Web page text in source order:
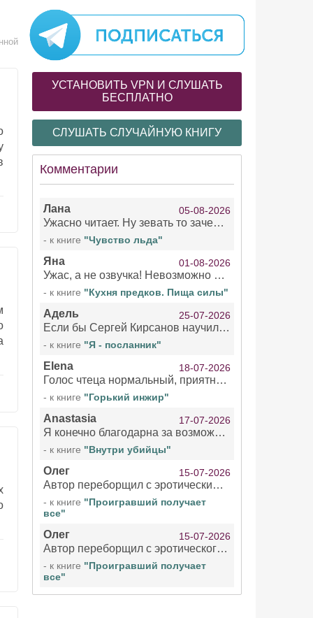
УСТАНОВИТЬ VPN И СЛУШАТЬ
БЕСПЛАТНО
СЛУШАТЬ СЛУЧАЙНУЮ КНИГУ
Комментарии
Лана 05-08-2026
Ужасно читает. Ну зевать то зачем. Уже не говорю, что ударения ставит, как хочет.
- к книге "Чувство льда"
Яна 01-08-2026
Ужас, а не озвучка! Невозможно вникать в смысл текста из за кривляний чтеца
- к книге "Кухня предков. Пища силы"
Адель 25-07-2026
Если бы Сергей Кирсанов научился не сглатывать каждые 1-2 минуты слюну, так что слышно в микрофоне и, что вызывает отвращение, то мелжно было бы слушать.
- к книге "Я - посланник"
Elena 18-07-2026
Голос чтеца нормальный, приятный тембр. Мне очень понравилось озвучивание рассказа. Очень странный отзыв Надежды. Может у неё что-то с нервами?
- к книге "Горький инжир"
Anastasia 17-07-2026
Я конечно благодарна за возможность бесплатно слушать книги даже новинки , но чтение этой книги просто ужасно
- к книге "Внутри убийцы"
Олег 15-07-2026
Автор переборщил с эротическими сценами. Похоже, с этим у него проблемы.
- к книге "Проигравший получает
все"
Олег 15-07-2026
Автор переборщил с эротического сценами. Похоже, с этим у него проблемы.
- к книге "Проигравший получает
все"